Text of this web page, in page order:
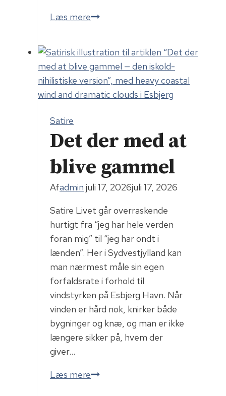
Læs mereFolkets
Satire
Det der med at
blive gammel
Afadmin juli 17, 2026juli 17, 2026
Satire Livet går overraskende
hurtigt fra “jeg har hele verden
foran mig” til “jeg har ondt i
lænden”. Her i Sydvestjylland kan
man nærmest måle sin egen
forfaldsrate i forhold til
vindstyrken på Esbjerg Havn. Når
vinden er hård nok, knirker både
bygninger og knæ, og man er ikke
længere sikker på, hvem der
giver…
Læs mereDet